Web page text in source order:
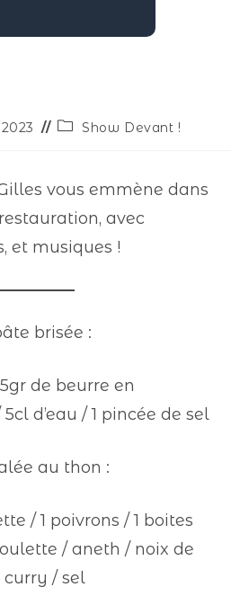
Show Devant !
vous emmène dans
avec
et musiques !
brisée :
de beurre en
d’eau / 1 pincée de sel
au thon :
/ 1 poivrons / 1 boites
/ aneth / noix de
/ sel